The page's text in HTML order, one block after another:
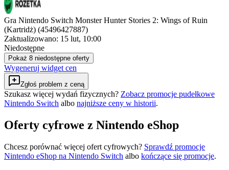
Gra Nintendo Switch Monster Hunter Stories 2: Wings of Ruin
(Kartridż) (45496427887)
Zaktualizowano: 15 lut, 10:00
Niedostępne
Pokaż 8 niedostępne oferty
Wygeneruj widget cen
Zgłoś problem z ceną
Szukasz więcej wydań fizycznych? Zobacz promocje pudełkowe
Nintendo Switch albo najniższe ceny w historii.
Oferty cyfrowe z Nintendo eShop
Chcesz porównać więcej ofert cyfrowych? Sprawdź promocje
Nintendo eShop na Nintendo Switch albo kończące się promocje.